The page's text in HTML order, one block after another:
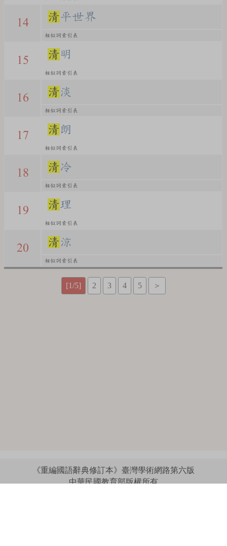
14 清平世界
相似詞索引表
15 清明
相似詞索引表
16 清淡
相似詞索引表
17 清朗
相似詞索引表
18 清冷
相似詞索引表
19 清理
相似詞索引表
20 清涼
相似詞索引表
[1/5] 2 3 4 5 ＞
《重編國語辭典修訂本》臺灣學術網路第六版
中華民國教育部版權所有